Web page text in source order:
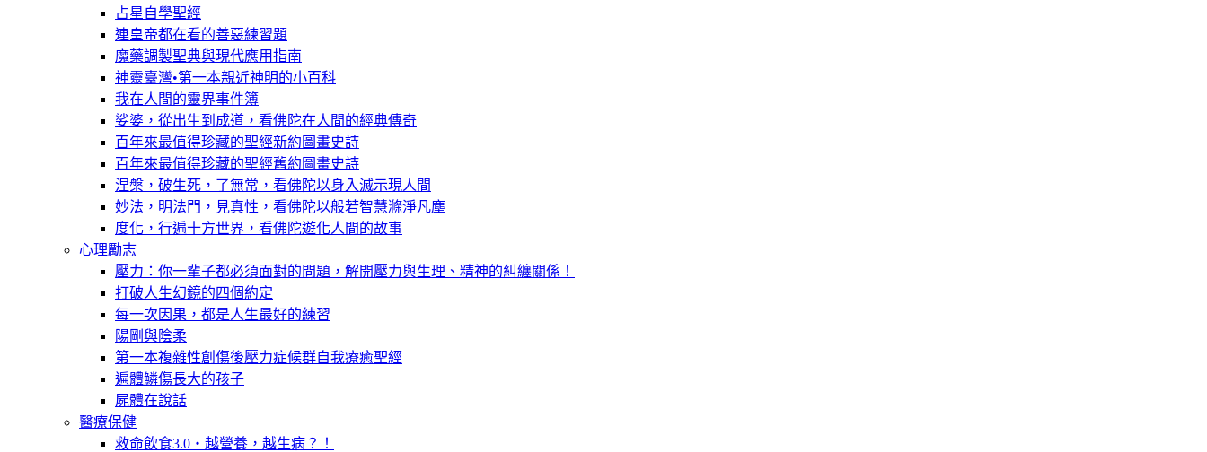
占星自學聖經
連皇帝都在看的善惡練習題
魔藥調製聖典與現代應用指南
神靈臺灣•第一本親近神明的小百科
我在人間的靈界事件簿
娑婆，從出生到成道，看佛陀在人間的經典傳奇
百年來最值得珍藏的聖經新約圖畫史詩
百年來最值得珍藏的聖經舊約圖畫史詩
涅槃，破生死，了無常，看佛陀以身入滅示現人間
妙法，明法門，見真性，看佛陀以般若智慧滌淨凡塵
度化，行遍十方世界，看佛陀遊化人間的故事
心理勵志
壓力：你一輩子都必須面對的問題，解開壓力與生理、精神的糾纏關係！
打破人生幻鏡的四個約定
每一次因果，都是人生最好的練習
陽剛與陰柔
第一本複雜性創傷後壓力症候群自我療癒聖經
遍體鱗傷長大的孩子
屍體在說話
醫療保健
救命飲食3.0‧越營養，越生病？！